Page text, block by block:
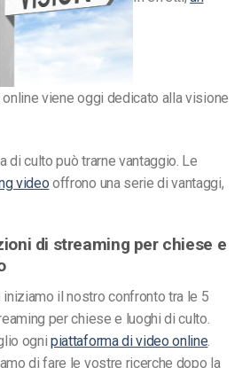
viene oggi dedicato alla visione
di culto può trarne vantaggio. Le
video offrono una serie di vantaggi,
di streaming per chiese e
il nostro confronto tra le 5
per chiese e luoghi di culto.
ognipiattaforma di video online.
di fare le vostre ricerche dopo la